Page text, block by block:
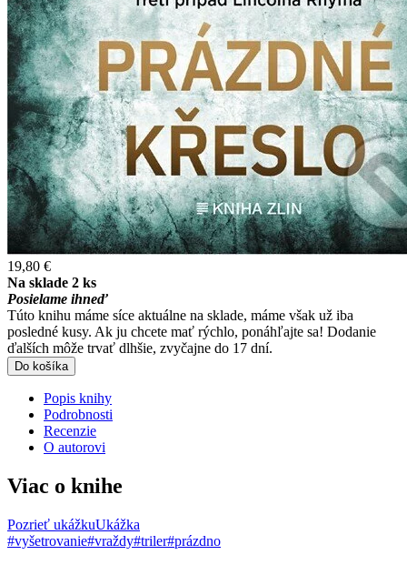
19,80 €
Na sklade 2 ks
Posielame ihneď
Túto knihu máme síce aktuálne na sklade, máme však už iba
posledné kusy. Ak ju chcete mať rýchlo, ponáhľajte sa! Dodanie
ďalších môže trvať dlhšie, zvyčajne do 17 dní.
Do košíka
Popis knihy
Podrobnosti
Recenzie
O autorovi
Viac o knihe
Pozrieť ukážkuUkážka
#vyšetrovanie#vraždy#triler#prázdno